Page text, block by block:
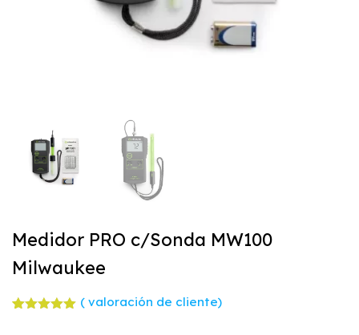
Medidor PRO c/Sonda MW100
Milwaukee
( valoración de cliente)